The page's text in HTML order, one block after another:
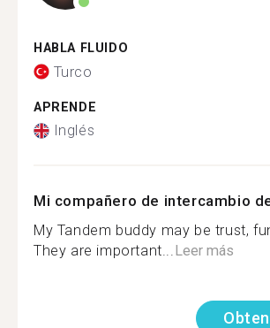
HABLA FLUIDO
Turco
APRENDE
Inglés
Mi compañero de intercambio
My Tandem buddy may be trust,
They are important...Leer más